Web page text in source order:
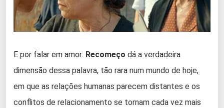
E por falar em amor: Recomeço dá a verdadeira
dimensão dessa palavra, tão rara num mundo de hoje,
em que as relações humanas parecem distantes e os
conflitos de relacionamento se tornam cada vez mais